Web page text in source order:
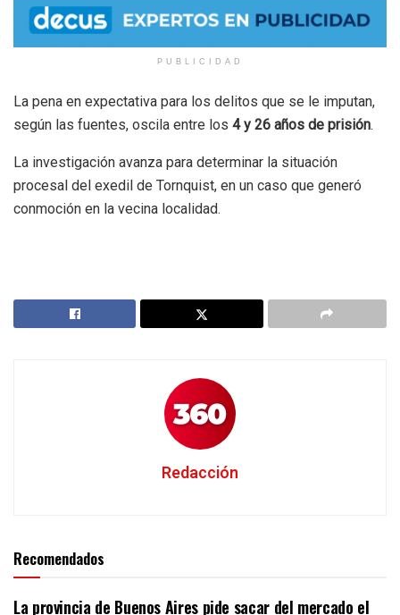
PUBLICIDAD
La pena en expectativa para los delitos que se le imputan,
según las fuentes, oscila entre los 4 y 26 años de prisión.
La investigación avanza para determinar la situación
procesal del exedil de Tornquist, en un caso que generó
conmoción en la vecina localidad.
Redacción
Recomendados
La provincia de Buenos Aires pide sacar del mercado el